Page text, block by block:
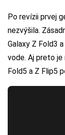
Po revízii prvej
nezvýšila.
Galaxy Z Fold3
vode. Aj preto
Fold5 a Z Flip5